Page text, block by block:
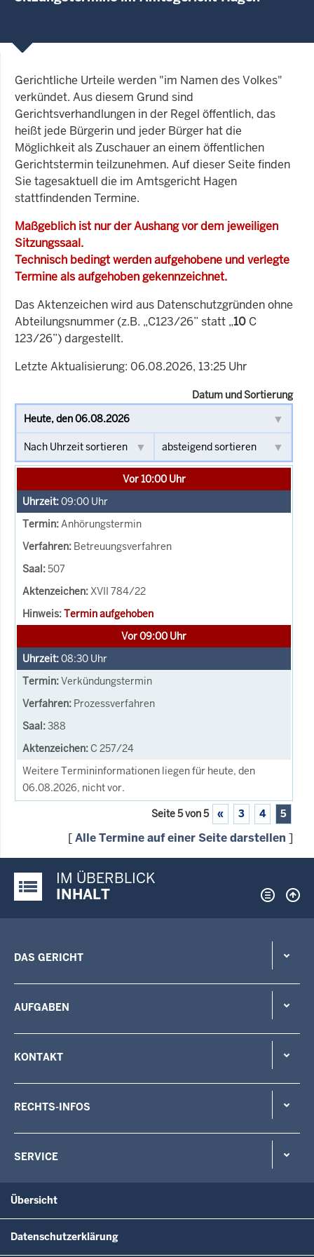
Gerichtliche Urteile werden "im Namen des Volkes"
verkündet. Aus diesem Grund sind
Gerichtsverhandlungen in der Regel öffentlich, das
heißt jede Bürgerin und jeder Bürger hat die
Möglichkeit als Zuschauer an einem öffentlichen
Gerichtstermin teilzunehmen. Auf dieser Seite finden
Sie tagesaktuell die im Amtsgericht Hagen
stattfindenden Termine.
Maßgeblich ist nur der Aushang vor dem jeweiligen
Sitzungssaal.
Technisch bedingt werden aufgehobene und verlegte
Termine als aufgehoben gekennzeichnet.
Das Aktenzeichen wird aus Datenschutzgründen ohne
Abteilungsnummer (z.B. „C123/26” statt „10 C
123/26”) dargestellt.
Letzte Aktualisierung: 06.08.2026, 13:25 Uhr
Datum und Sortierung
Vor 10:00 Uhr
09:00 Uhr
Anhörungstermin
Betreuungsverfahren
507
XVII 784/22
Termin aufgehoben
Vor 09:00 Uhr
08:30 Uhr
Verkündungstermin
Prozessverfahren
388
C 257/24
Weitere Termininformationen liegen für heute, den
06.08.2026, nicht vor.
Seite 5 von 5 « 3 4 5
[Alle Termine auf einer Seite darstellen ]
Justiz-Portal im Überblick:
IM ÜBERBLICK
INHALT
DAS GERICHT
AUFGABEN
KONTAKT
RECHTS-INFOS
SERVICE
Übersicht
Datenschutzerklärung